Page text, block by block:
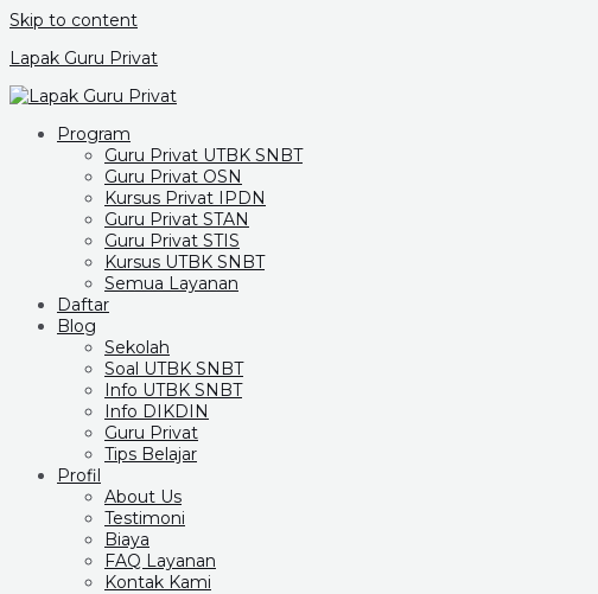
Skip to content
Lapak Guru Privat
Program
Guru Privat UTBK SNBT
Guru Privat OSN
Kursus Privat IPDN
Guru Privat STAN
Guru Privat STIS
Kursus UTBK SNBT
Semua Layanan
Daftar
Blog
Sekolah
Soal UTBK SNBT
Info UTBK SNBT
Info DIKDIN
Guru Privat
Tips Belajar
Profil
About Us
Testimoni
Biaya
FAQ Layanan
Kontak Kami